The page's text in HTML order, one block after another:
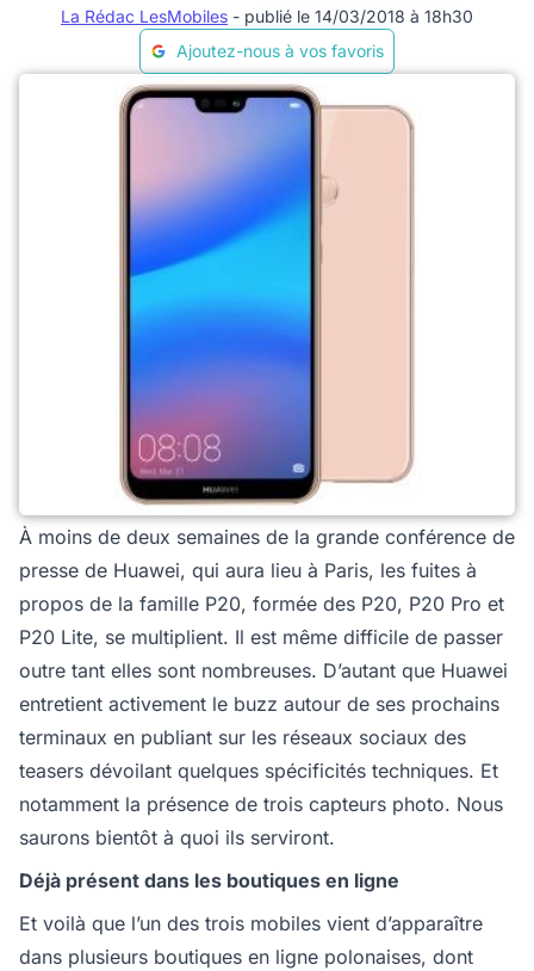
La Rédac LesMobiles - publié le 14/03/2018 à 18h30
Ajoutez-nous à vos favoris
À moins de deux semaines de la grande conférence de
presse de Huawei, qui aura lieu à Paris, les fuites à
propos de la famille P20, formée des P20, P20 Pro et
P20 Lite, se multiplient. Il est même difficile de passer
outre tant elles sont nombreuses. D’autant que Huawei
entretient activement le buzz autour de ses prochains
terminaux en publiant sur les réseaux sociaux des
teasers dévoilant quelques spécificités techniques. Et
notamment la présence de trois capteurs photo. Nous
saurons bientôt à quoi ils serviront.
Déjà présent dans les boutiques en ligne
Et voilà que l’un des trois mobiles vient d’apparaître
dans plusieurs boutiques en ligne polonaises, dont